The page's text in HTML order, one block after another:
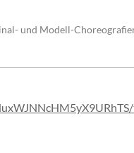
und Modell-